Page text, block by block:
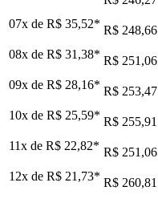
07x de R$ 35,52* R$ 248,66
08x de R$ 31,38* R$ 251,06
09x de R$ 28,16* R$ 253,47
10x de R$ 25,59* R$ 255,91
11x de R$ 22,82* R$ 251,06
12x de R$ 21,73* R$ 260,81